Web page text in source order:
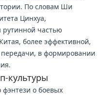
По словам Ши
Цинхуа,
рутинной частью
более эффективной,
в формировании
культуры
о боевых